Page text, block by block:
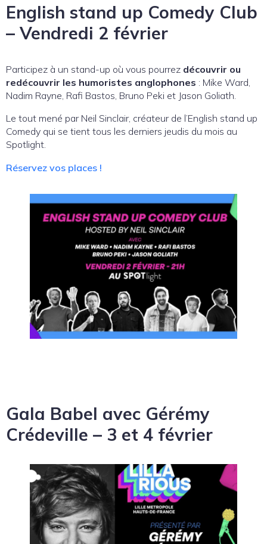
English stand up Comedy Club
– Vendredi 2 février
Participez à un stand-up où vous pourrez découvrir ou
redécouvrir les humoristes anglophones : Mike Ward,
Nadim Rayne, Rafi Bastos, Bruno Peki et Jason Goliath.
Le tout mené par Neil Sinclair, créateur de l’English stand up
Comedy qui se tient tous les derniers jeudis du mois au
Spotlight.
Réservez vos places !
Gala Babel avec Gérémy
Crédeville – 3 et 4 février